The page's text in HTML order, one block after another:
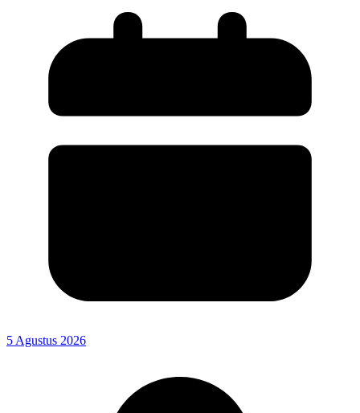
5 Agustus 2026